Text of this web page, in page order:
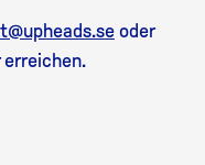
oder
erreichen.